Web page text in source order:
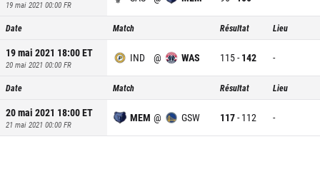
19 mai 2021 00:00 FR
Date Match Résultat Lieu
19 mai 2021 18:00ET
20 mai 2021 00:00 FR
IND @ WAS 115- 142 -
Date Match Résultat Lieu
20 mai 2021 18:00ET
21 mai 2021 00:00 FR
MEM @ GSW 117- 112 -